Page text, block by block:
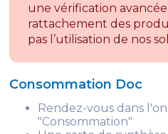
une vérification
rattachement des
pas l’utilisation de nos
Consommation Doc
Rendez-vous dans
"Consommation"